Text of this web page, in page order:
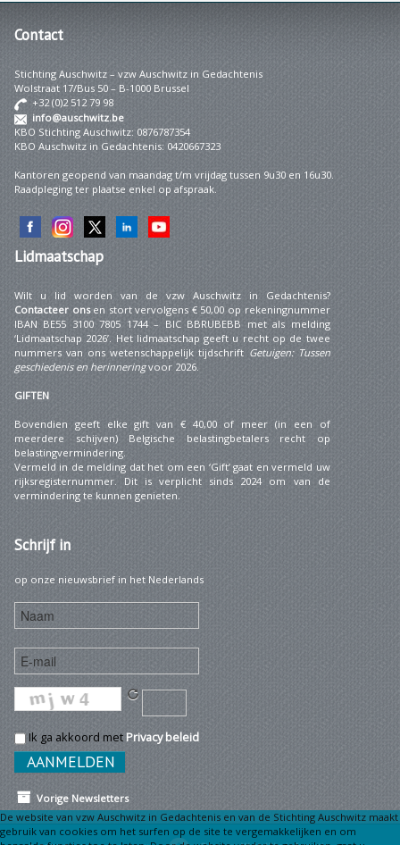
Contact
Stichting Auschwitz – vzw Auschwitz in Gedachtenis
Wolstraat 17/Bus 50 – B-1000 Brussel
+32 (0)2 512 79 98
info@auschwitz.be
KBO Stichting Auschwitz: 0876787354
KBO Auschwitz in Gedachtenis: 0420667323
Kantoren geopend van maandag t/m vrijdag tussen 9u30 en 16u30.
Raadpleging ter plaatse enkel op afspraak.
Lidmaatschap
Wilt u lid worden van de vzw Auschwitz in Gedachtenis?
Contacteer onsen stort vervolgens € 50,00 op rekeningnummer
IBAN BE55 3100 7805 1744 – BIC BBRUBEBB met als melding
‘Lidmaatschap 2026’. Het lidmaatschap geeft u recht op de twee
nummers van ons wetenschappelijk tijdschrift Getuigen: Tussen
geschiedenis en herinneringvoor 2026.
GIFTEN
Bovendien geeft elke gift van € 40,00 of meer (in een of
meerdere schijven) Belgische belastingbetalers recht op
belastingvermindering.
Vermeld in de melding dat het om een ‘Gift’ gaat en vermeld uw
rijksregisternummer. Dit is verplicht sinds 2024 om van de
vermindering te kunnen genieten.
Schrijfin
op onze nieuwsbrief in het Nederlands
Ik ga akkoord metPrivacy beleid
Vorige Newsletters
De website van vzw Auschwitz in Gedachtenis en van de Stichting Auschwitz maakt
gebruik van cookies om het surfen op de site te vergemakkelijken en om